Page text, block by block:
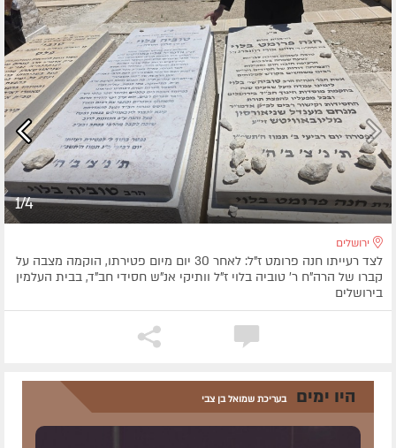
1/4
ירושלים
לצד רעייתו חנה פרומט ז"ל: לאחר 30 יום מיום פטירתו, הוקמה מצבה על
קברו של הרה"ח ר' טוביה בלוי ז"ל וותיקי אנ"ש חסידי חב"ד, בבית העלמין
בירושלים
היו ימים בעריכת שמואל בן צבי